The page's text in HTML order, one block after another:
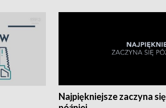
Najpiękniejsze zaczyna się